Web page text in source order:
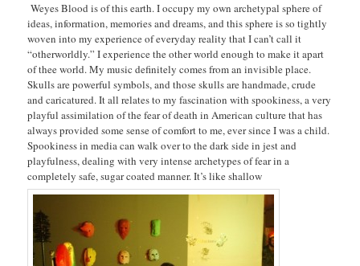
Weyes Blood is of this earth. I occupy my own archetypal sphere of
ideas, information, memories and dreams, and this sphere is so tightly
woven into my experience of everyday reality that I can’t call it
“otherworldly.” I experience the other world enough to make it apart
of thee world. My music definitely comes from an invisible place.
Skulls are powerful symbols, and those skulls are handmade, crude
and caricatured. It all relates to my fascination with spookiness, a very
playful assimilation of the fear of death in American culture that has
always provided some sense of comfort to me, ever since I was a child.
Spookiness in media can walk over to the dark side in jest and
playfulness, dealing with very intense archetypes of fear in a
completely safe, sugar coated manner. It’s like shallow